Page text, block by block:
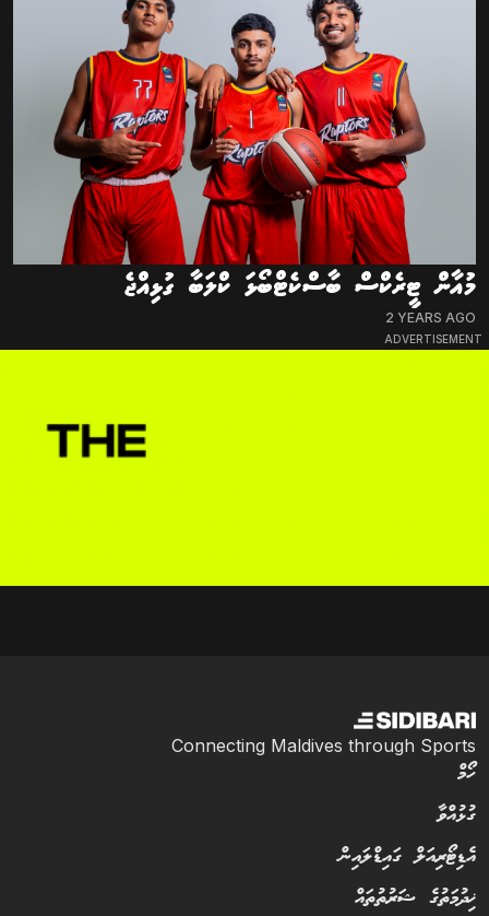
ADVERTISEMENT
މުއާން ޓީރެކްސް ބާސްކެޓްބޯޅަ ކްލަބާ ގުޅިއްޖެ
2 YEARS AGO
Connecting Maldives through Sports
ހޯމް
ގުޅުއްވާ
އެޑިޓޯރިއަލް ގައިޑްލައިން
ޚިދުމަތުގެ ޝަރުތުތައް